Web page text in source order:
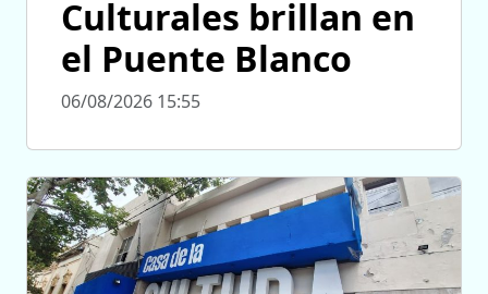
Culturales brillan en
el Puente Blanco
06/08/2026 15:55